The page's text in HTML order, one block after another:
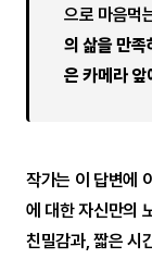
으로 마음먹
의 삶을 만족
은 카메라 앞
작가는 이 답변에
에 대한 자신만의
친밀감과, 짧은 시